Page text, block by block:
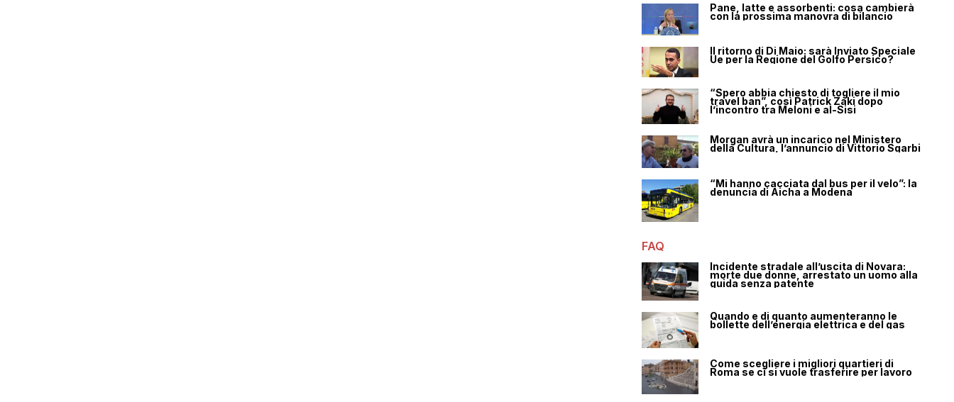
Pane, latte e assorbenti: cosa cambierà
con la prossima manovra di bilancio
Il ritorno di Di Maio: sarà Inviato Speciale
Ue per la Regione del Golfo Persico?
“Spero abbia chiesto di togliere il mio
travel ban”, così Patrick Zaki dopo
l’incontro tra Meloni e al-Sisi
Morgan avrà un incarico nel Ministero
della Cultura, l’annuncio di Vittorio Sgarbi
“Mi hanno cacciata dal bus per il velo”: la
denuncia di Aicha a Modena
FAQ
Incidente stradale all’uscita di Novara:
morte due donne, arrestato un uomo alla
guida senza patente
Quando e di quanto aumenteranno le
bollette dell’energia elettrica e del gas
Come scegliere i migliori quartieri di
Roma se ci si vuole trasferire per lavoro